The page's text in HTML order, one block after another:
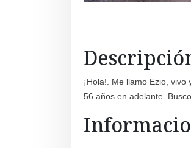
¡Hola!. Me llamo Ezio,
56 años en adelante.